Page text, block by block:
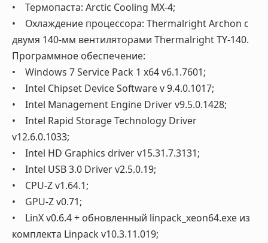
• Термопаста: Arctic Cooling MX-4;
• Охлаждение процессора: Thermalright Archon с
двумя 140-мм вентиляторами Thermalright TY-140.
Программное обеспечение:
• Windows 7 Service Pack 1 x64 v6.1.7601;
• Intel Chipset Device Software v 9.4.0.1017;
• Intel Management Engine Driver v9.5.0.1428;
• Intel Rapid Storage Technology Driver
v12.6.0.1033;
• Intel HD Graphics driver v15.31.7.3131;
• Intel USB 3.0 Driver v2.5.0.19;
• CPU-Z v1.64.1;
• GPU-Z v0.71;
• LinX v0.6.4 + обновленный linpack_xeon64.exe из
комплекта Linpack v10.3.11.019;